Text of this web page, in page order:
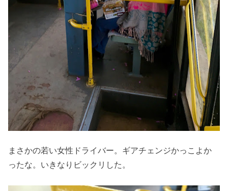
まさかの若い女性ドライバー。ギアチェンジかっこよか
ったな。いきなりビックリした。